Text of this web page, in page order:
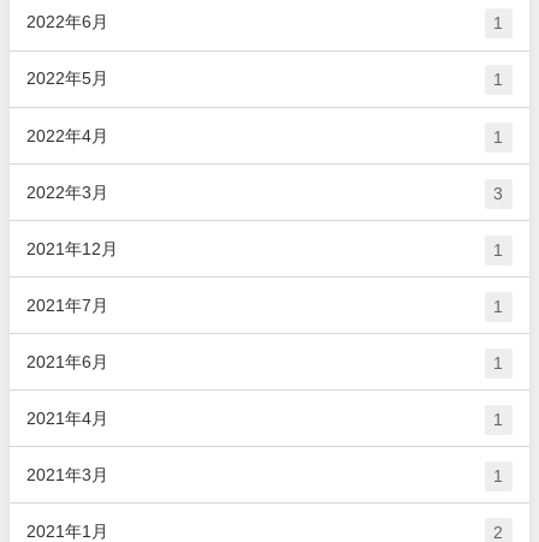
2022年6月 1
2022年5月 1
2022年4月 1
2022年3月 3
2021年12月 1
2021年7月 1
2021年6月 1
2021年4月 1
2021年3月 1
2021年1月 2